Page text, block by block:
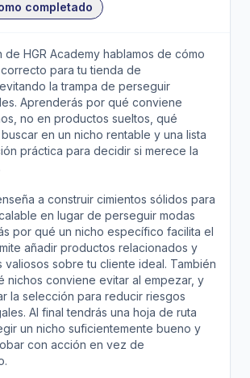
completado
de HGR Academy hablamos de cómo
para tu tienda de
la trampa de perseguir
Aprenderás por qué conviene
no en productos sueltos, qué
en un nicho rentable y una lista
práctica para decidir si merece la
a construir cimientos sólidos para
en lugar de perseguir modas
por qué un nicho específico facilita el
añadir productos relacionados y
valiosos sobre tu cliente ideal. También
nichos conviene evitar al empezar, y
la selección para reducir riesgos
Al final tendrás una hoja de ruta
un nicho suficientemente bueno y
con acción en vez de